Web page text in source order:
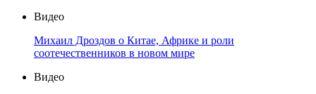
Видео
Михаил Дроздов о Китае, Африке и роли
соотечественников в новом мире
Видео